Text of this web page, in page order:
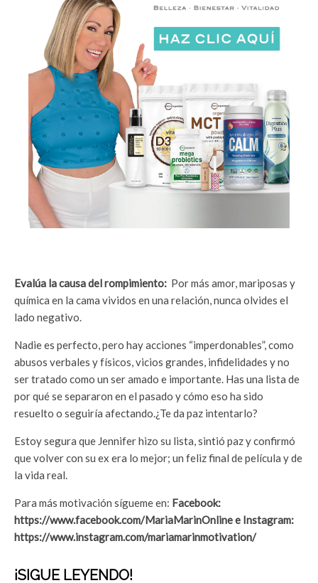
Evalúa la causa del rompimiento: Por más amor, mariposas y
química en la cama vividos en una relación, nunca olvides el
lado negativo.
Nadie es perfecto, pero hay acciones “imperdonables”, como
abusos verbales y físicos, vicios grandes, infidelidades y no
ser tratado como un ser amado e importante. Has una lista de
por qué se separaron en el pasado y cómo eso ha sido
resuelto o seguiría afectando.¿Te da paz intentarlo?
Estoy segura que Jennifer hizo su lista, sintió paz y confirmó
que volver con su ex era lo mejor; un feliz final de película y de
la vida real.
Para más motivación sígueme en: Facebook:
https://www.facebook.com/MariaMarinOnline e Instagram:
https://www.instagram.com/mariamarinmotivation/
¡SIGUE LEYENDO!